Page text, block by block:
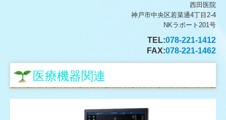
交通案内
西田医院
神戸市中央区若菜通4丁目2-4
NKラポート201号
TEL:078-221-1412
FAX:078-221-1462
医療機器関連